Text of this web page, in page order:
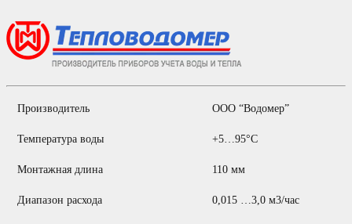
Производитель ООО “Водомер”
Температура воды +5…95°С
Монтажная длина 110 мм
Диапазон расхода 0,015 …3,0 м3/час